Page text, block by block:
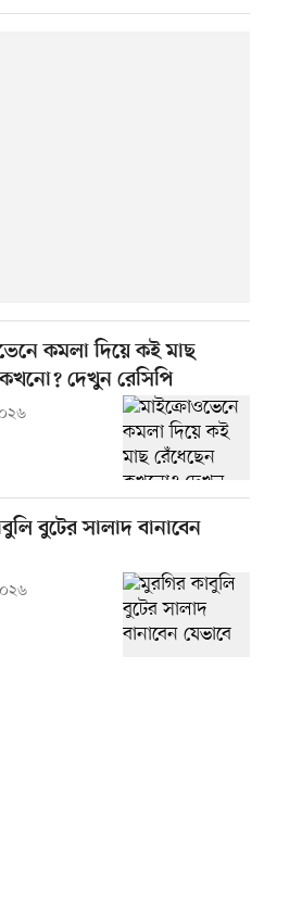
কমলা দিয়ে কই মাছ
দেখুন রেসিপি
বুটের সালাদ বানাবেন